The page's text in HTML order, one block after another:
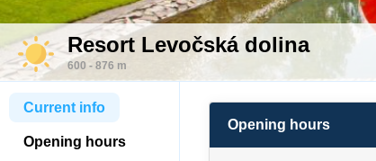
Resort Levočská dolina
600 - 876 m
Current info
Opening hours
Opening hours